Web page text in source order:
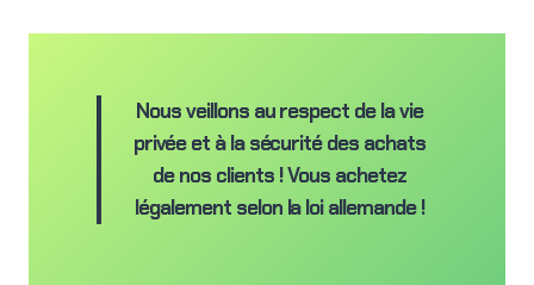
était : est :
Nous veillons au respect de la vie
privée et à la sécurité des achats
de nos clients ! Vous achetez
légalement selon la loi allemande !